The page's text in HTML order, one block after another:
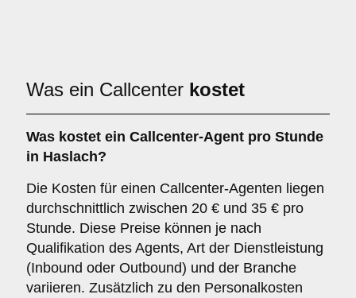
Was ein Callcenter kostet
Was kostet ein Callcenter-Agent pro Stunde
in Haslach?
Die Kosten für einen Callcenter-Agenten liegen
durchschnittlich zwischen 20 € und 35 € pro
Stunde. Diese Preise können je nach
Qualifikation des Agents, Art der Dienstleistung
(Inbound oder Outbound) und der Branche
variieren. Zusätzlich zu den Personalkosten